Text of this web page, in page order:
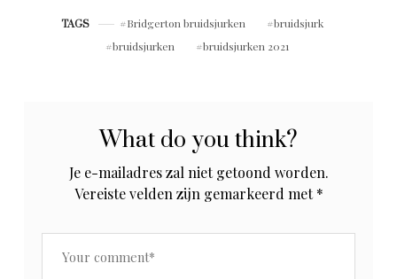
TAGS Bridgerton bruidsjurken
bruidsjurk
bruidsjurken
bruidsjurken 2021
What do you think?
Je e-mailadres zal niet getoond worden.
Vereiste velden zijn gemarkeerd met*